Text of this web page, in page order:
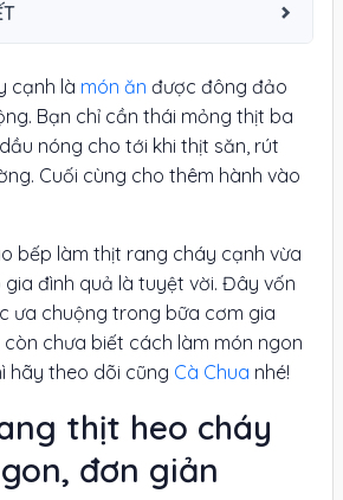
cạnh là món ăn được đông đảo
Bạn chỉ cần thái mỏng thịt ba
nóng cho tới khi thịt săn, rút
Cuối cùng cho thêm hành vào
bếp làm thịt rang cháy cạnh vừa
đình quả là tuyệt vời. Đây vốn
ưa chuộng trong bữa cơm gia
còn chưa biết cách làm món ngon
hãy theo dõi cũng Cà Chua nhé!
thịt heo cháy
đơn giản